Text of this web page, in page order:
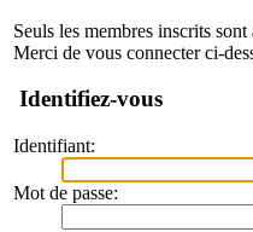
Seuls les membres inscrits
Merci de vous connecter ci-
Identifiez-vous
Identifiant:
Mot de passe: